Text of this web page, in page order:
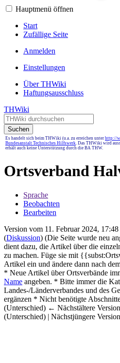
Hauptmenü öffnen
Start
Zufällige Seite
Anmelden
Einstellungen
Über THWiki
Haftungsausschluss
THWiki
Suchen
Es handelt sich beim THWiki (u.a. zu erreichen unter http://
Bundesanstalt Technisches Hilfswerk. Das THWiki wird
erhält auch keine Unterstützung durch die BA THW.
Ortsverband
Sprache
Beobachten
Bearbeiten
Version vom 11. Februar 2024,
(Diskussion) (Die Seite wurde neu
dient dazu, die Artikel über die
zu machen. Füge sie mit
Artikel ein und ändere dann nach
* Neue Artikel über Ortsverbände
Name angeben. * Bitte immer die
Landes-/Länderverbandes und des
ergänzen * Nicht benötigte
(Unterschied) ← Nächstältere
(Unterschied) | Nächstjüngere